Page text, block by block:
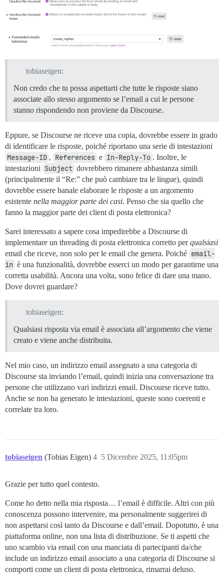
tobiaseigen:
Non credo che tu possa aspettarti che tutte le risposte siano
associate allo stesso argomento se l’email a cui le persone
stanno rispondendo non proviene da Discourse.
Eppure, se Discourse ne riceve una copia, dovrebbe essere in grado
di identificare le risposte, poiché riportano una serie di intestazioni
Message-ID , References e In-Reply-To . Inoltre, le
intestazioni Subject dovrebbero rimanere abbastanza simili
(principalmente il “Re:” che può cambiare tra le lingue), quindi
dovrebbe essere banale elaborare le risposte a un argomento
esistente nella maggior parte dei casi. Penso che sia quello che
fanno la maggior parte dei client di posta elettronica?
Sarei interessato a sapere cosa impedirebbe a Discourse di
implementare un threading di posta elettronica corretto perqualsiasi
email che riceve, non solo per le email che genera. Poiché email-
in è una funzionalità, dovrebbe esserci un modo per garantirne una
corretta usabilità. Ancora una volta, sono felice di dare una mano.
Dove dovrei guardare?
tobiaseigen:
Qualsiasi risposta via email è associata all’argomento che viene
creato e viene anche distribuita.
Nel mio caso, un indirizzo email assegnato a una categoria di
Discourse sta inviando l’email, quindi inizia una conversazione tra
persone che utilizzano vari indirizzi email. Discourse riceve tutto.
Anche se non ha generato le intestazioni, queste sono coerenti e
correlate tra loro.
tobiaseigen (Tobias Eigen) 5 Dicembre 2025, 11:05pm
4
Grazie per tutto quel contesto.
Come ho detto nella mia risposta… l’email è difficile. Altri con più
conoscenza possono intervenire, ma personalmente suggerirei di
non aspettarsi così tanto da Discourse e dall’email. Dopotutto, è una
piattaforma online, non una lista di distribuzione. Se ti aspetti che
uno scambio via email con una manciata di partecipanti da/che
include un indirizzo email associato a una categoria di Discourse si
comporti come un client di posta elettronica, rimarrai deluso.